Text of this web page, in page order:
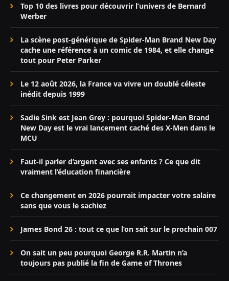
Top 10 des livres pour découvrir l’univers de Bernard
Werber
La scène post-générique de Spider-Man Brand New Day
cache une référence à un comic de 1984, et elle change
tout pour Peter Parker
Le 12 août 2026, la France va vivre un doublé céleste
inédit depuis 1999
Sadie Sink est Jean Grey : pourquoi Spider-Man Brand
New Day est le vrai lancement caché des X-Men dans le
MCU
Faut-il parler d’argent avec ses enfants ? Ce que dit
vraiment l’éducation financière
Ce changement en 2026 pourrait impacter votre salaire
sans que vous le sachiez
James Bond 26 : tout ce que l’on sait sur le prochain 007
On sait un peu pourquoi George R.R. Martin n’a
toujours pas publié la fin de Game of Thrones